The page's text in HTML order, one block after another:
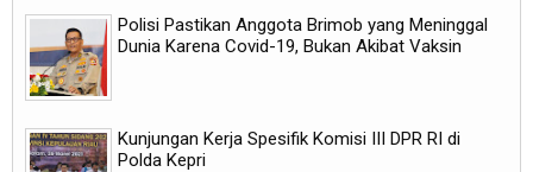
Polisi Pastikan Anggota Brimob yang Meninggal
Dunia Karena Covid-19, Bukan Akibat Vaksin
Kunjungan Kerja Spesifik Komisi III DPR RI di
Polda Kepri